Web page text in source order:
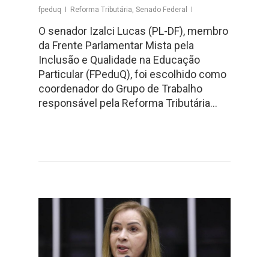
fpeduq Reforma Tributária, Senado Federal
O senador Izalci Lucas (PL-DF), membro
da Frente Parlamentar Mista pela
Inclusão e Qualidade na Educação
Particular (FPeduQ), foi escolhido como
coordenador do Grupo de Trabalho
responsável pela Reforma Tributária…